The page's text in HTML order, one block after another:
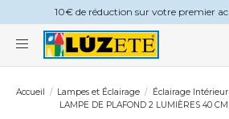
10€ de réduction sur votre premier
Accueil Lampes et Éclairage Éclairage Intérieur
LAMPE DE PLAFOND 2 LUMIÈRES 40